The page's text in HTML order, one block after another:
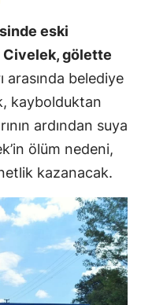
eski
Civelek, gölette
arasında belediye
kaybolduktan
ardından suya
ölüm nedeni,
kazanacak.